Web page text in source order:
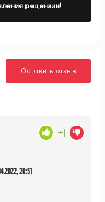
рецензии!
Оставить отзыв
20:51
+1